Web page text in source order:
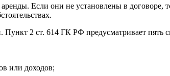
Если они не установлены в договоре,
Пункт 2 ст. 614 ГК РФ предусматривает пять
или доходов;